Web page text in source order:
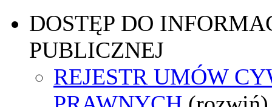
DOSTĘP DO
PUBLICZNEJ
REJESTR UMÓW